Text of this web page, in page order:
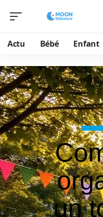
Actu Bébé Enfant
un